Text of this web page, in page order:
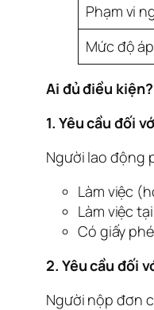
Phạm vi
Mức độ
Ai đủ điều kiện?
1. Yêu cầu đối
Người lao động
Làm việc
Làm việc
Có giấy
2. Yêu cầu đối
Người nộp đơn